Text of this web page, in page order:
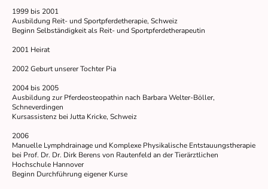
1999 bis 2001
Ausbildung Reit- und Sportpferdetherapie, Schweiz
Beginn Selbständigkeit als Reit- und Sportpferdetherapeutin
2001 Heirat
2002Geburt unserer Tochter Pia
2004 bis 2005
Ausbildung zur Pferdeosteopathin nach Barbara Welter-Böller,
Schneverdingen
Kursassistenz bei Jutta Kricke, Schweiz
2006
Manuelle Lymphdrainage und Komplexe Physikalische Entstauungstherapie
bei Prof. Dr. Dr. Dirk Berens von Rautenfeld an der Tierärztlichen
Hochschule Hannover
Beginn Durchführung eigener Kurse